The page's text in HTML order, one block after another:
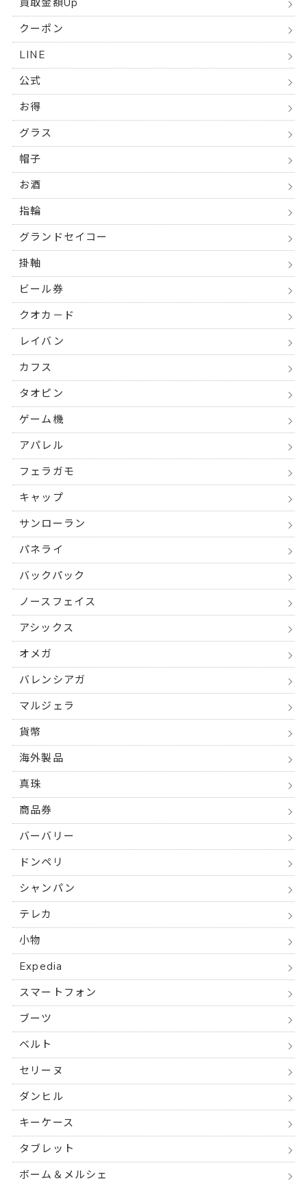
買取金額Up
クーポン
LINE
公式
お得
グラス
帽子
お酒
指輪
グランドセイコー
掛軸
ビール券
クオカ－ド
レイバン
カフス
タオピン
ゲーム機
アパレル
フェラガモ
キャップ
サンローラン
パネライ
バックパック
ノースフェイス
アシックス
オメガ
バレンシアガ
マルジェラ
貨幣
海外製品
真珠
商品券
バーバリー
ドンペリ
シャンパン
テレカ
小物
Expedia
スマートフォン
ブーツ
ベルト
セリーヌ
ダンヒル
キーケース
タブレット
ボーム＆メルシェ